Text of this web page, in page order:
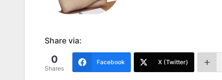
Share via:
0
Shares
Facebook X (Twitter)